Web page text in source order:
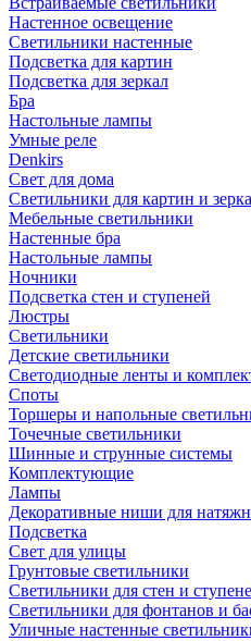
Настенное освещение
Светильники настенные
Подсветка для картин
Подсветка для зеркал
Бра
Настольные лампы
Умные реле
Denkirs
Свет для дома
Светильники для картин и
Мебельные светильники
Настенные бра
Настольные лампы
Ночники
Подсветка стен и ступеней
Люстры
Светильники
Детские светильники
Светодиодные ленты и
Споты
Торшеры и напольные
Точечные светильники
Шинные и струнные системы
Комплектующие
Лампы
Декоративные ниши для
Подсветка
Свет для улицы
Грунтовые светильники
Светильники для стен и
Светильники для фонтанов и
Уличные настенные